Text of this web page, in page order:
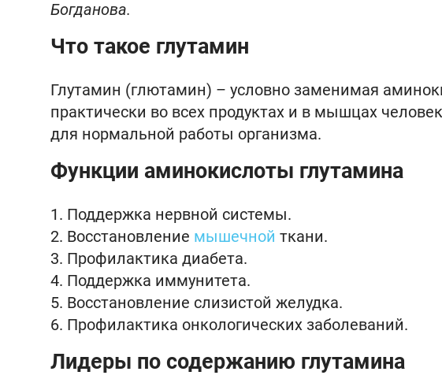
Богданова.
Что такое глутамин
Глутамин (глютамин) – условно заменимая
практически во всех продуктах и в мышцах
для нормальной работы организма.
Функции аминокислоты глутамина
Поддержка нервной системы.
Восстановление мышечной ткани.
Профилактика диабета.
Поддержка иммунитета.
Восстановление слизистой желудка.
Профилактика онкологических заболеваний.
Лидеры по содержанию глутамина